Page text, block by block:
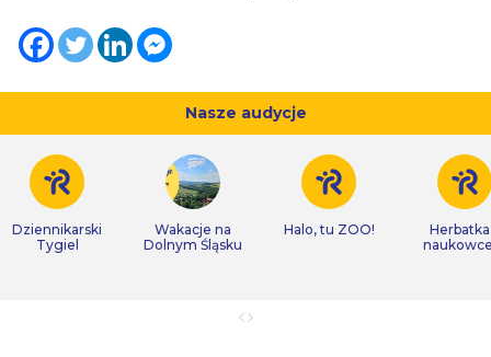
Nasze audycje
Dziennikarski
Tygiel
Wakacje na
Dolnym Śląsku
Halo, tu ZOO!